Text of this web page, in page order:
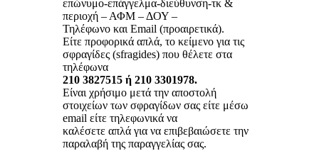
επώνυμο-επάγγελμα-διεύθυνση-τκ &
περιοχή – ΑΦΜ – ΔΟΥ –
Τηλέφωνο και Email (προαιρετικά).
Είτε προφορικά απλά, το κείμενο για τις
σφραγίδες (sfragides) που θέλετε στα
τηλέφωνα
210 3827515 ή 210 3301978.
Είναι χρήσιμο μετά την αποστολή
στοιχείων των σφραγίδων σας είτε μέσω
email είτε τηλεφωνικά να
καλέσετε απλά για να επιβεβαιώσετε την
παραλαβή της παραγγελίας σας.